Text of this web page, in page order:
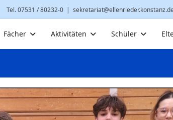
Tel. 07531 / 80232-0 |
Fächer Aktivitäten Schüler